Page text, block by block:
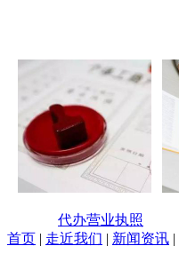
代办营业执照
首页 | 走近我们 | 新闻资讯 |